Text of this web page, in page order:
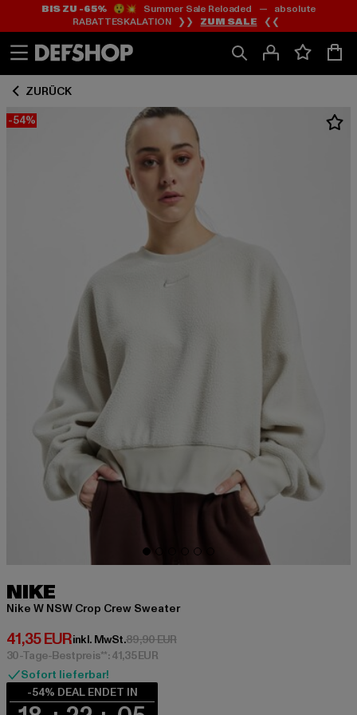
Zum
Inhalt
springen
Zum
Fußzeile
springen
BIS ZU -65%😲💥 Summer Sale Reloaded — absolute
RABATTESKALATION ❯❯ ZUM SALE ❮❮
ZURÜCK
-54%
NIKE
Nike W NSW Crop Crew Sweater
41,35 EUR
Derzeitiger Preis: 41,35 EUR
inkl. MwSt.89,90 EURAktionspreis: 89,90 EUR
30-Tage-Bestpreis**: 41,35 EUR
Sofort lieferbar!
-54% DEAL ENDET IN